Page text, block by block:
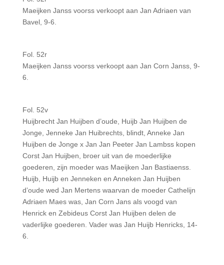
Maeijken Janss voorss verkoopt aan Jan Adriaen van
Bavel, 9-6.
Fol. 52r
Maeijken Janss voorss verkoopt aan Jan Corn Janss, 9-
6.
Fol. 52v
Huijbrecht Jan Huijben d’oude, Huijb Jan Huijben de
Jonge, Jenneke Jan Huibrechts, blindt, Anneke Jan
Huijben de Jonge x Jan Jan Peeter Jan Lambss kopen
Corst Jan Huijben, broer uit van de moederlijke
goederen, zijn moeder was Maeijken Jan Bastiaenss.
Huijb, Huijb en Jenneken en Anneken Jan Huijben
d’oude wed Jan Mertens waarvan de moeder Cathelijn
Adriaen Maes was, Jan Corn Jans als voogd van
Henrick en Zebideus Corst Jan Huijben delen de
vaderlijke goederen. Vader was Jan Huijb Henricks, 14-
6.